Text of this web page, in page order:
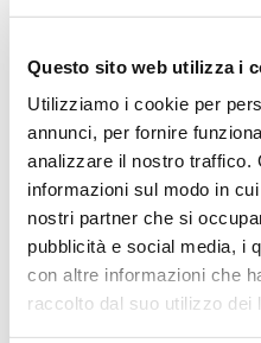
Questo sito web utilizza i
Utilizziamo i cookie per
annunci, per fornire
analizzare il nostro traffico.
informazioni sul modo in
nostri partner che si
pubblicità e social media, i
con altre informazioni che
raccolto dal suo utilizzo dei
DIGITOUCH